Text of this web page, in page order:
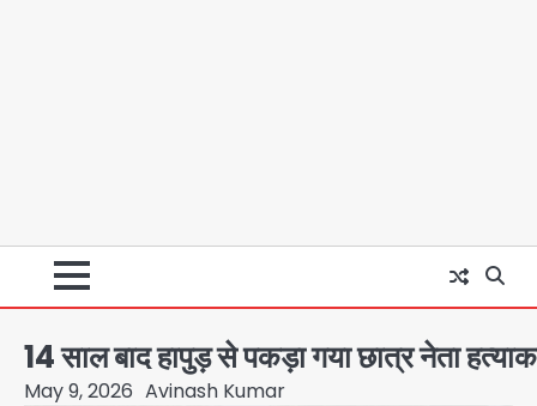
14 साल बाद हापुड़ से पकड़ा गया छात्र नेता
May 9, 2026 Avinash Kumar